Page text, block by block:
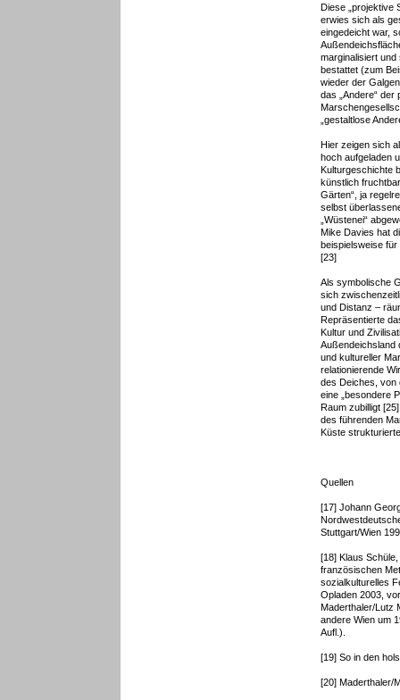
Diese „projektive
erwies sich als
eingedeicht war,
marginalisiert
bestattet (zum
wieder der
das „Andere“ der
„gestaltlose
Hier zeigen sich
hoch aufgeladen
Kulturgeschichte
künstlich
Gärten“, ja
selbst
„Wüstenei“
Mike Davies hat
beispielsweise
[23]
Als symbolische
sich
und Distanz –
Repräsentierte
Kultur und
Außendeichsland
und kultureller
relationierende
des Deiches, von
eine „besondere
Raum zubilligt
des führenden
Küste
Quellen
[17] Johann
Stuttgart/Wien
[18] Klaus
französischen
sozialkulturelles
Opladen 2003,
Maderthaler/Lutz
andere Wien um
Aufl.).
[19] So in den
[20] Maderthaler/